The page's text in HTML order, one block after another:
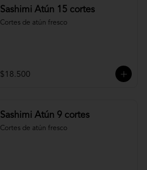
Sashimi Atún 15 cortes
Cortes de atún fresco
$18.500
Sashimi Atún 9 cortes
Cortes de atún fresco